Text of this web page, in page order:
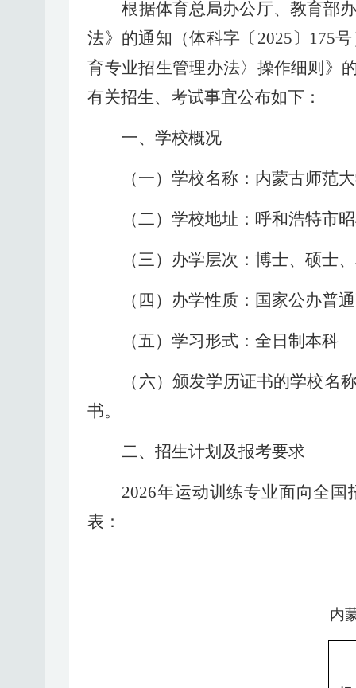
根据体育总局办公厅、教育部
法》的通知（体科字〔 2025〕 175号
育专业招生管理办法〉操作细则》
有关招生、考试事宜公布如下：
一、学校概况
（一）学校名称：内蒙古师范
（二）学校地址：呼和浩特市
（三）办学层次：博士、硕士
（四）办学性质：国家公办普
（五）学习形式：全日制本科
（六）颁发学历证书的学校
书。
二、招生计划及报考要求
2026年运动训练专业面向全国
表：
内